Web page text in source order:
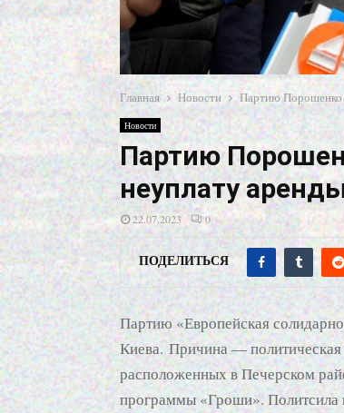
Главная Новости Партию Порошенко
Новости
Партию
неуплату
22.07.2023 0
ПОДЕЛИТЬСЯ
Партию «Европейская
Киева. Причина — политическая
расположенных в Печерском
программы «Гроши». Политсила